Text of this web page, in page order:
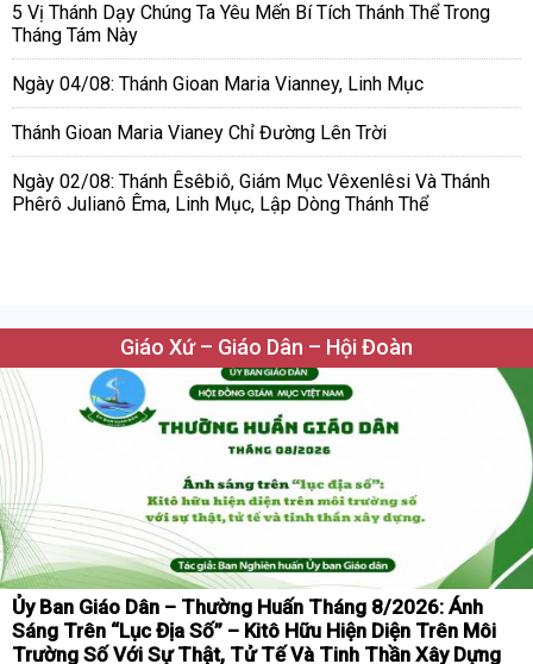
5 Vị Thánh Dạy Chúng Ta Yêu Mến Bí Tích Thánh Thể Trong
Tháng Tám Này
Ngày 04/08: Thánh Gioan Maria Vianney, Linh Mục
Thánh Gioan Maria Vianey Chỉ Đường Lên Trời
Ngày 02/08: Thánh Êsêbiô, Giám Mục Vêxenlêsi Và Thánh
Phêrô Julianô Êma, Linh Mục, Lập Dòng Thánh Thể
Giáo Xứ – Giáo Dân – Hội Đoàn
Ủy Ban Giáo Dân – Thường Huấn Tháng 8/2026: Ánh
Sáng Trên “Lục Địa Số” – Kitô Hữu Hiện Diện Trên Môi
Trường Số Với Sự Thật, Tử Tế Và Tinh Thần Xây Dựng